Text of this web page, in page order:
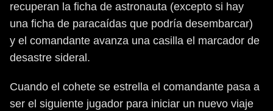
recuperan la ficha de astronauta (excepto si hay
una ficha de paracaídas que podría desembarcar)
y el comandante avanza una casilla el marcador de
desastre sideral.
Cuando el cohete se estrella el comandante pasa a
ser el siguiente jugador para iniciar un nuevo viaje